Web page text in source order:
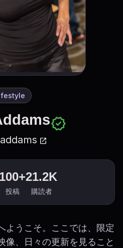
verified
open_in_new
100+
投稿
21.2K
購読者
ようこそ。ここでは、限定
像、日々の更新を見ること